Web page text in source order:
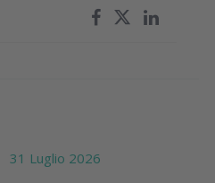
31 Luglio 2026